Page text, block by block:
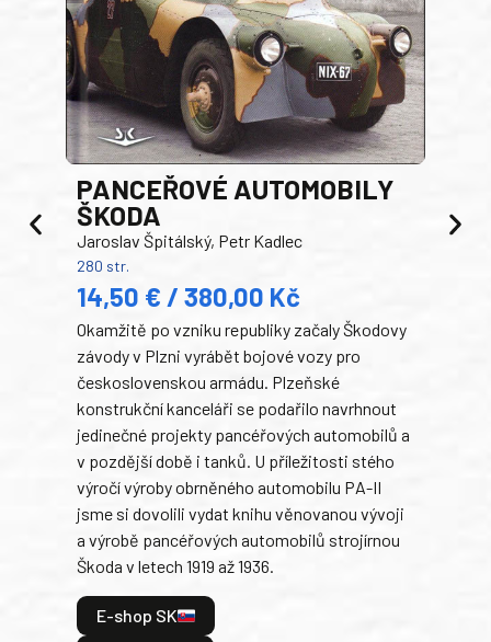
PANCEŘOVÉ AUTOMOBILY
ŠKODA
Jaroslav Špitálský, Petr Kadlec
280 str.
14,50 € / 380,00 Kč
Okamžitě po vzniku republiky začaly Škodovy
závody v Plzni vyrábět bojové vozy pro
československou armádu. Plzeňské
konstrukční kanceláři se podařilo navrhnout
jedinečné projekty pancéřových automobilů a
v pozdější době i tanků. U příležitosti stého
výročí výroby obrněného automobilu PA-II
jsme si dovolili vydat knihu věnovanou vývoji
a výrobě pancéřových automobilů strojírnou
Škoda v letech 1919 až 1936.
E-shop SK